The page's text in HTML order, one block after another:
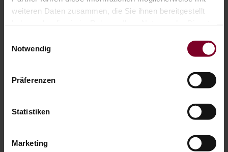
weiteren Daten zusammen, die Sie ihnen bereitgestellt
Notwendig
Präferenzen
Statistiken
Marketing